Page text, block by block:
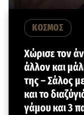
ΚΟΣΜΟΣ
Χώρισε τον
άλλον και
της – Σάλος
και το
γάμου και 3